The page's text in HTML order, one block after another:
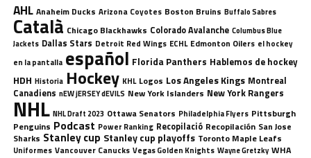
AHL Anaheim Ducks Arizona Coyotes Boston Bruins Buffalo Sabres
Català Chicago Blackhawks Colorado Avalanche Columbus Blue
Jackets Dallas Stars Detroit Red Wings ECHL Edmonton Oilers el hockey
en la pantalla español Florida Panthers Hablemos de hockey
HDH Historia Hockey KHL Logos Los Angeles Kings Montreal
Canadiens nEW jERSEY dEVILS New York Islanders New York Rangers
NHL NHL Draft 2023 Ottawa Senators Philadelphia Flyers Pittsburgh
Penguins Podcast Power Ranking Recopilació Recopilación San Jose
Sharks Stanley cup Stanley cup playoffs Toronto Maple Leafs
Uniformes Vancouver Canucks Vegas Golden Knights Wayne Gretzky WHA